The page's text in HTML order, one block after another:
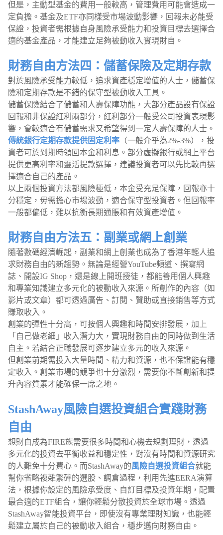
但是，主動型基金的費用一般較高，管理費用可能會造成一
定負擔。基金及ETF亦同樣受市場波動影響，回報未必能受
保證，投資者需根據自身風險承受能力和投資目標去選擇合
適的基金產品，才能建立足夠被動收入實現財自。
財務自由方法四：儲蓄保險及定期存款
對於風險承受能力較低，追求資產穩定增值的人士，儲蓄保
險和定期存款是不錯的保守型被動收入工具。
儲蓄保險結合了儲蓄和人壽保障功能，大部分產品設有保證
回報和非保證紅利兩部分，紅利部分一般受公司投資表現影
響，會較適合有儲蓄需求又希望得到一定人壽保障的人士。
傳統銀行定期存款提供固定利率 （一般介乎為2%-3%），投
資者可於到期時領回本金和利息。部分虛擬銀行或網上平台
提供更高利率和靈活提款選擇，建議投資者可以先比較再選
擇適合自己的產品。
以上兩個投資方法都風險極低，本金受充足保障，回報亦十
分穩定，毋需擔心市場波動，適合保守型投資者。但回報率
一般都偏低，難以抗衡長期通脹和有效資產增值。
財務自由方法五：副業或網上創業
隨著數碼經濟崛起，副業和網上創業也成為了香港年輕人追
求財務自由的新趨勢。無論是經營YouTube頻道、撰寫網
誌、開設IG Shop，還是線上開班授徒，都能善用個人興趣
和專業知識建立多元化的被動收入來源。所創作的內容（如
影片或文章）都可透過廣告、訂閱、贊助或直接銷售等方式
賺取收入。
創業的彈性十分高，可按個人興趣和時間安排發展，加上
「自己做老細」收入潛力大，實現財務自由的同時做到生活
自主。若結合正職發展可逐步建立多元的收入來源。
但創業前期需投入大量時間、精力和資源，也不保證能有穩
定收入。創業市場的競爭也十分激烈，需要你不斷創新和提
升內容質素才能確保一席之地。
StashAway風險自選投資組合實踐財務
自由
想財自成為FIRE族需要很多時間和心機去規劃理財，透過
多元化的投資去平衡收益和穩定性，對沒有時間和資源研究
的人難免十分費心。而StashAway的風險自選投資組合就能
幫你省略複雜繁碎的選股、調倉過程，利用先進EERA演算
法，根據你設定的風險承受度、自訂目標及投資年期，配置
最合適的ETF組合，讓你輕鬆分散投資於全球市場。透過
StashAway智能投資平台，即使沒有專業理財知識，也能輕
鬆建立屬於自己的被動收入組合，穩步邁向財務自由。